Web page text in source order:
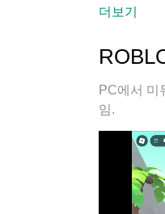
걱정 필요
더보기
PC에서 미
임.